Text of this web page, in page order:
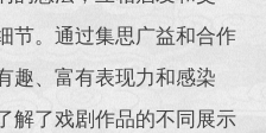
节。通过集思广益和合作
趣、富有表现力和感染
解了戏剧作品的不同展示